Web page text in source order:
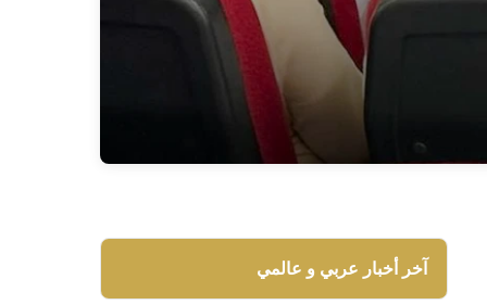
آخر أخبار عربي و عالمي